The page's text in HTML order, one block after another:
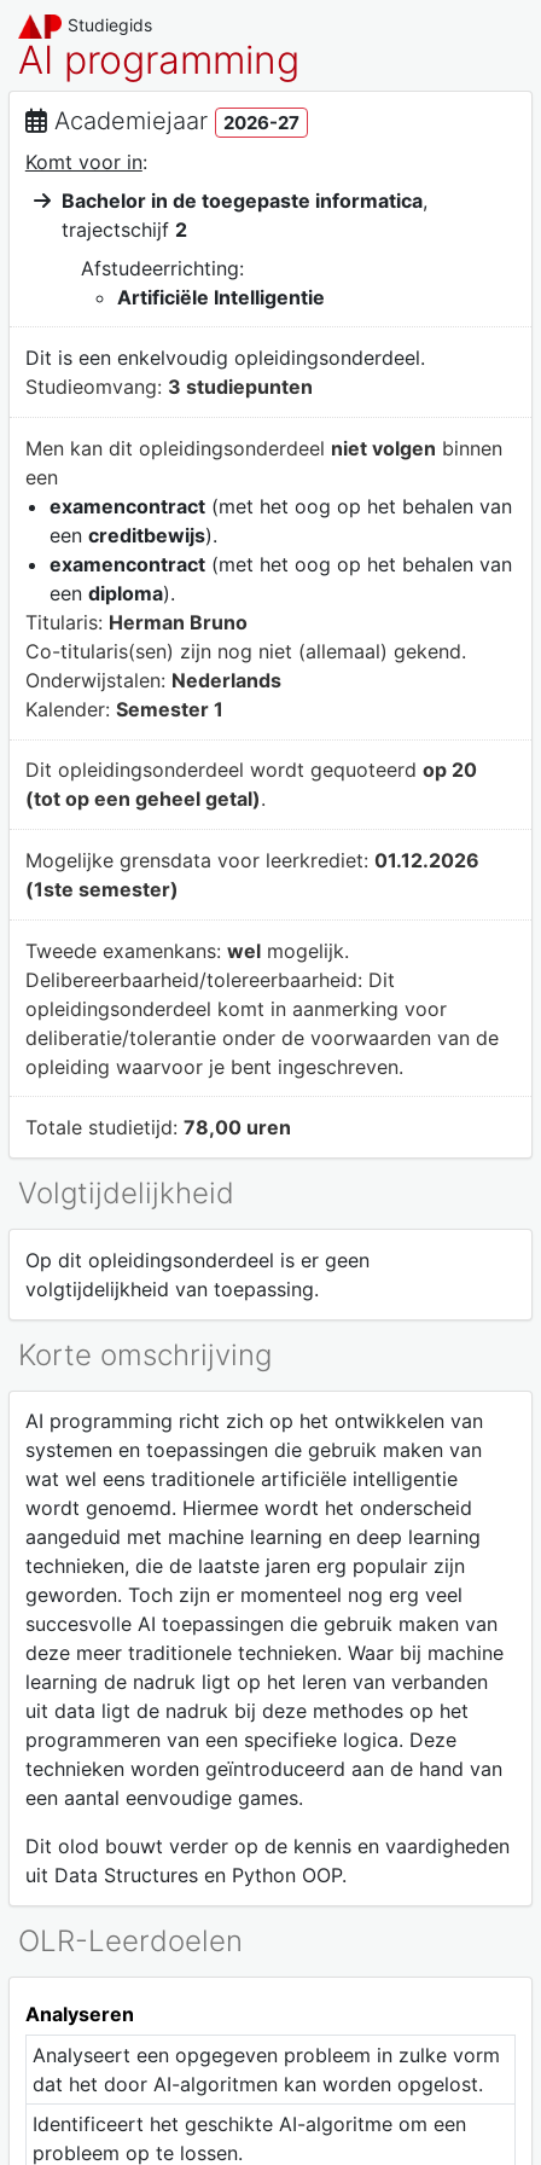
Studiegids
AI programming
Academiejaar 2026-27
Komt voor in:
Bachelor in de toegepaste informatica,
trajectschijf 2
Afstudeerrichting:
Artificiële Intelligentie
Dit is een enkelvoudig opleidingsonderdeel.
Studieomvang: 3 studiepunten
Men kan dit opleidingsonderdeel niet volgen binnen
een
examencontract(met het oog op het behalen van
een creditbewijs).
examencontract(met het oog op het behalen van
een diploma).
Titularis: Herman Bruno
Co-titularis(sen) zijn nog niet (allemaal) gekend.
Onderwijstalen: Nederlands
Kalender: Semester 1
Dit opleidingsonderdeel wordt gequoteerd op 20
(tot op een geheel getal).
Mogelijke grensdata voor leerkrediet: 01.12.2026
(1ste semester)
Tweede examenkans: welmogelijk.
Delibereerbaarheid/tolereerbaarheid: Dit
opleidingsonderdeel komt in aanmerking voor
deliberatie/tolerantie onder de voorwaarden van de
opleiding waarvoor je bent ingeschreven.
Totale studietijd: 78,00 uren
Volgtijdelijkheid
Op dit opleidingsonderdeel is er geen
volgtijdelijkheid van toepassing.
Korte omschrijving
AI programming richt zich op het ontwikkelen van
systemen en toepassingen die gebruik maken van
wat wel eens traditionele artificiële intelligentie
wordt genoemd. Hiermee wordt het onderscheid
aangeduid met machine learning en deep learning
technieken, die de laatste jaren erg populair zijn
geworden. Toch zijn er momenteel nog erg veel
succesvolle AI toepassingen die gebruik maken van
deze meer traditionele technieken. Waar bij machine
learning de nadruk ligt op het leren van verbanden
uit data ligt de nadruk bij deze methodes op het
programmeren van een specifieke logica. Deze
technieken worden geïntroduceerd aan de hand van
een aantal eenvoudige games.
Dit olod bouwt verder op de kennis en vaardigheden
uit Data Structures en Python OOP.
OLR-Leerdoelen
Analyseren
Analyseert een opgegeven probleem in zulke vorm
dat het door AI-algoritmen kan worden opgelost.
Identificeert het geschikte AI-algoritme om een
probleem op te lossen.